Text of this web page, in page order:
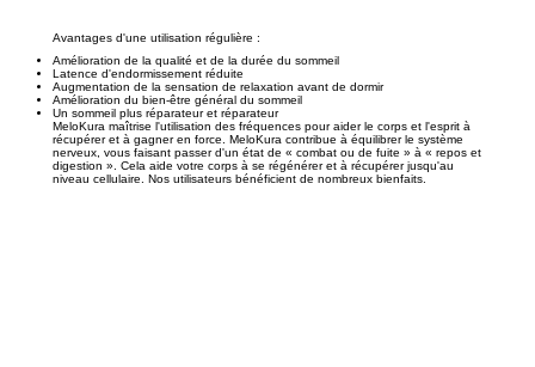
Avantages d'une utilisation régulière :
Amélioration de la qualité et de la durée du sommeil
Latence d'endormissement réduite
Augmentation de la sensation de relaxation avant de dormir
Amélioration du bien-être général du sommeil
Un sommeil plus réparateur et réparateur
MeloKura maîtrise l'utilisation des fréquences pour aider le corps et l'esprit à
récupérer et à gagner en force. MeloKura contribue à équilibrer le système
nerveux, vous faisant passer d'un état de « combat ou de fuite » à « repos et
digestion ». Cela aide votre corps à se régénérer et à récupérer jusqu'au
niveau cellulaire. Nos utilisateurs bénéficient de nombreux bienfaits.